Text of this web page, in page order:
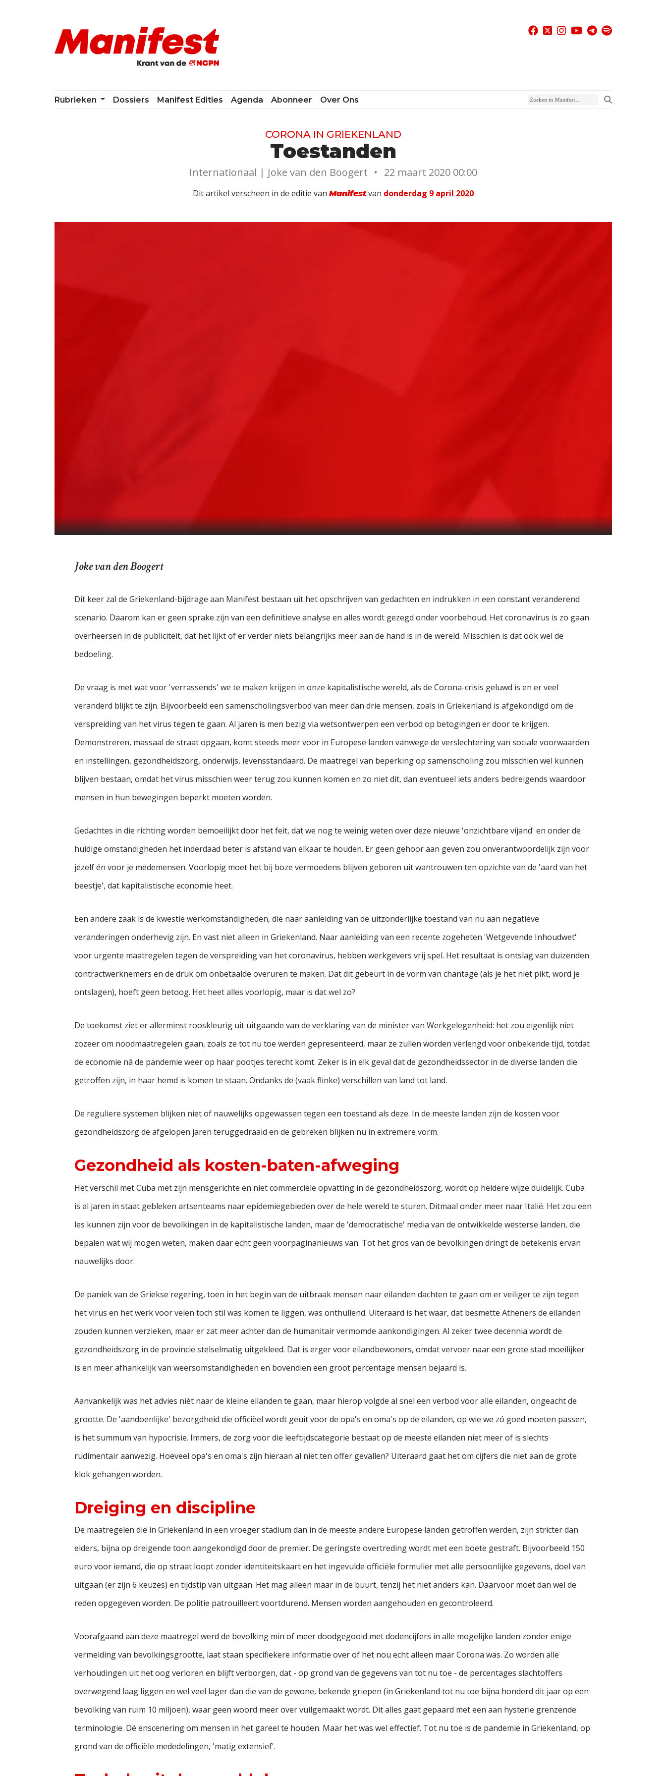
Rubrieken Dossiers Manifest Edities Agenda Abonneer Over Ons Zoeken in Manifest
CORONA IN GRIEKENLAND
Toestanden
Internationaal | Joke van den Boogert • 22 maart 2020 00:00
Dit artikel verscheen in de editie van Manifestvan donderdag 9 april 2020
Joke van den Boogert
Dit keer zal de Griekenland-bijdrage aan Manifest bestaan uit het opschrijven van gedachten en indrukken in een constant veranderend
scenario. Daarom kan er geen sprake zijn van een definitieve analyse en alles wordt gezegd onder voorbehoud. Het coronavirus is zo gaan
overheersen in de publiciteit, dat het lijkt of er verder niets belangrijks meer aan de hand is in de wereld. Misschien is dat ook wel de
bedoeling.
De vraag is met wat voor 'verrassends' we te maken krijgen in onze kapitalistische wereld, als de Corona-crisis geluwd is en er veel
veranderd blijkt te zijn. Bijvoorbeeld een samenscholingsverbod van meer dan drie mensen, zoals in Griekenland is afgekondigd om de
verspreiding van het virus tegen te gaan. Al jaren is men bezig via wetsontwerpen een verbod op betogingen er door te krijgen.
Demonstreren, massaal de straat opgaan, komt steeds meer voor in Europese landen vanwege de verslechtering van sociale voorwaarden
en instellingen, gezondheidszorg, onderwijs, levensstandaard. De maatregel van beperking op samenscholing zou misschien wel kunnen
blijven bestaan, omdat het virus misschien weer terug zou kunnen komen en zo niet dit, dan eventueel iets anders bedreigends waardoor
mensen in hun bewegingen beperkt moeten worden.
Gedachtes in die richting worden bemoeilijkt door het feit, dat we nog te weinig weten over deze nieuwe 'onzichtbare vijand' en onder de
huidige omstandigheden het inderdaad beter is afstand van elkaar te houden. Er geen gehoor aan geven zou onverantwoordelijk zijn voor
jezelf én voor je medemensen. Voorlopig moet het bij boze vermoedens blijven geboren uit wantrouwen ten opzichte van de 'aard van het
beestje', dat kapitalistische economie heet.
Een andere zaak is de kwestie werkomstandigheden, die naar aanleiding van de uitzonderlijke toestand van nu aan negatieve
veranderingen onderhevig zijn. En vast niet alleen in Griekenland. Naar aanleiding van een recente zogeheten 'Wetgevende Inhoudwet'
voor urgente maatregelen tegen de verspreiding van het coronavirus, hebben werkgevers vrij spel. Het resultaat is ontslag van duizenden
contractwerknemers en de druk om onbetaalde overuren te maken. Dat dit gebeurt in de vorm van chantage (als je het niet pikt, word je
ontslagen), hoeft geen betoog. Het heet alles voorlopig, maar is dat wel zo?
De toekomst ziet er allerminst rooskleurig uit uitgaande van de verklaring van de minister van Werkgelegenheid: het zou eigenlijk niet
zozeer om noodmaatregelen gaan, zoals ze tot nu toe werden gepresenteerd, maar ze zullen worden verlengd voor onbekende tijd, totdat
de economie ná de pandemie weer op haar pootjes terecht komt. Zeker is in elk geval dat de gezondheidssector in de diverse landen die
getroffen zijn, in haar hemd is komen te staan. Ondanks de (vaak flinke) verschillen van land tot land.
De reguliere systemen blijken niet of nauwelijks opgewassen tegen een toestand als deze. In de meeste landen zijn de kosten voor
gezondheidszorg de afgelopen jaren teruggedraaid en de gebreken blijken nu in extremere vorm.
Gezondheid als kosten-baten-afweging
Het verschil met Cuba met zijn mensgerichte en niet commerciële opvatting in de gezondheidszorg, wordt op heldere wijze duidelijk. Cuba
is al jaren in staat gebleken artsenteams naar epidemiegebieden over de hele wereld te sturen. Ditmaal onder meer naar Italië. Het zou een
les kunnen zijn voor de bevolkingen in de kapitalistische landen, maar de 'democratische' media van de ontwikkelde westerse landen, die
bepalen wat wij mogen weten, maken daar echt geen voorpaginanieuws van. Tot het gros van de bevolkingen dringt de betekenis ervan
nauwelijks door.
De paniek van de Griekse regering, toen in het begin van de uitbraak mensen naar eilanden dachten te gaan om er veiliger te zijn tegen
het virus en het werk voor velen toch stil was komen te liggen, was onthullend. Uiteraard is het waar, dat besmette Atheners de eilanden
zouden kunnen verzieken, maar er zat meer achter dan de humanitair vermomde aankondigingen. Al zeker twee decennia wordt de
gezondheidszorg in de provincie stelselmatig uitgekleed. Dat is erger voor eilandbewoners, omdat vervoer naar een grote stad moeilijker
is en meer afhankelijk van weersomstandigheden en bovendien een groot percentage mensen bejaard is.
Aanvankelijk was het advies niét naar de kleine eilanden te gaan, maar hierop volgde al snel een verbod voor alle eilanden, ongeacht de
grootte. De 'aandoenlijke' bezorgdheid die officiëel wordt geuit voor de opa's en oma's op de eilanden, op wie we zó goed moeten passen,
is het summum van hypocrisie. Immers, de zorg voor die leeftijdscategorie bestaat op de meeste eilanden niet meer of is slechts
rudimentair aanwezig. Hoeveel opa's en oma's zijn hieraan al niet ten offer gevallen? Uiteraard gaat het om cijfers die niet aan de grote
klok gehangen worden.
Dreiging en discipline
De maatregelen die in Griekenland in een vroeger stadium dan in de meeste andere Europese landen getroffen werden, zijn stricter dan
elders, bijna op dreigende toon aangekondigd door de premier. De geringste overtreding wordt met een boete gestraft. Bijvoorbeeld 150
euro voor iemand, die op straat loopt zonder identiteitskaart en het ingevulde officiële formulier met alle persoonlijke gegevens, doel van
uitgaan (er zijn 6 keuzes) en tijdstip van uitgaan. Het mag alleen maar in de buurt, tenzij het niet anders kan. Daarvoor moet dan wel de
reden opgegeven worden. De politie patrouilleert voortdurend. Mensen worden aangehouden en gecontroleerd.
Voorafgaand aan deze maatregel werd de bevolking min of meer doodgegooid met dodencijfers in alle mogelijke landen zonder enige
vermelding van bevolkingsgrootte, laat staan specifiekere informatie over of het nou echt alleen maar Corona was. Zo worden alle
verhoudingen uit het oog verloren en blijft verborgen, dat - op grond van de gegevens van tot nu toe - de percentages slachtoffers
overwegend laag liggen en wel veel lager dan die van de gewone, bekende griepen (in Griekenland tot nu toe bijna honderd dit jaar op een
bevolking van ruim 10 miljoen), waar geen woord meer over vuilgemaakt wordt. Dit alles gaat gepaard met een aan hysterie grenzende
terminologie. Dé enscenering om mensen in het gareel te houden. Maar het was wel effectief. Tot nu toe is de pandemie in Griekenland, op
grond van de officiële mededelingen, 'matig extensief'.